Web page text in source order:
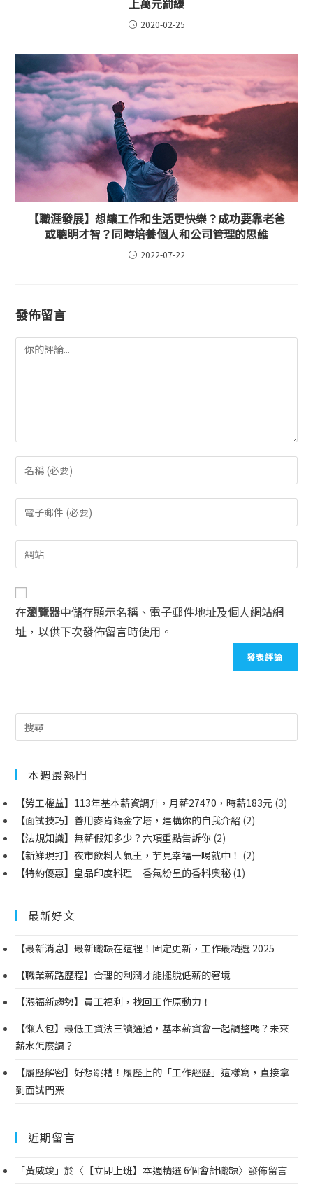
上萬元罰緩
2020-02-25
【職涯發展】想讓工作和生活更快樂？成功要靠老爸
或聰明才智？同時培養個人和公司管理的思維
2022-07-22
發佈留言
在瀏覽器中儲存顯示名稱、電子郵件地址及個人網站網
址，以供下次發佈留言時使用。
本週最熱門
【勞工權益】113年基本薪資調升，月薪27470，時薪183元 (3)
【面試技巧】善用麥肯錫金字塔，建構你的自我介紹 (2)
【法規知識】無薪假知多少？六項重點告訴你 (2)
【新鮮現打】夜市飲料人氣王，芋見幸福一喝就中！ (2)
【特約優惠】皇品印度料理－香氣紛呈的香料奧秘 (1)
最新好文
【最新消息】最新職缺在這裡！固定更新，工作最精選 2025
【職業薪路歷程】合理的利潤才能擺脫低薪的窘境
【漲福新趨勢】員工福利，找回工作原動力！
【懶人包】最低工資法三讀通過，基本薪資會一起調整嗎？未來
薪水怎麼調？
【履歷解密】好想跳槽！履歷上的「工作經歷」這樣寫，直接拿
到面試門票
近期留言
「黃威竣 」於〈 【立即上班】本週精選 6個會計職缺〉發佈留言